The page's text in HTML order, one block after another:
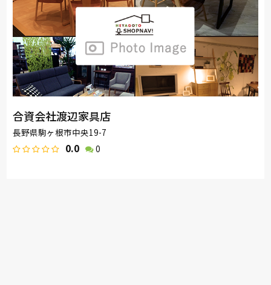
合資会社渡辺家具店
長野県駒ヶ根市中央19-7
0.0 0